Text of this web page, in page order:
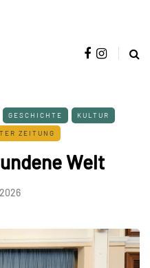
GESCHICHTE KULTUR
ZEITUNG
Welt